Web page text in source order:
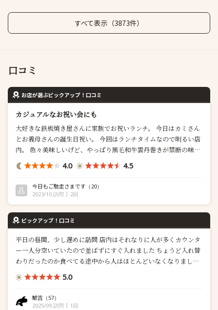
すべて表示（3873件）
口コミ
お店が選ぶピックアップ！口コミ
カジュアルなお祝い会にも
大好きな鉄板焼き屋さんに家族でお祝いランチ。 今日はカミさん
とお義母さんの誕生日祝い。 今回はランチタイムなので明るい店
内。 色々美味しいげど、やっぱり黒毛和牛雲丹巻きが禁断の味。
あとトリフ掛けトースト。うまい。 和牛焼き2種も噛み締めるほ
ど肉汁がでてたまらない。付け合わせのマコモだけが、おいしく
好み焼きでお...
4.0 4.5
今日もご馳走さまです （20）
2023/10 訪問
2回
ピックアップ！口コミ
平日の昼間、少し遅めに訪問 店内はそれなりに人が多くカウンタ
ー一人分空いていたので並ばずにすぐ入れました ちょうど入れ替
わりだったのか食べてる途中から人はほとんどいなくなりました
店内はすごく綺麗でおしゃれ、カウンター席とテーブル席があり
5.0
鯱吉 （57）
2025/09 訪問
1回